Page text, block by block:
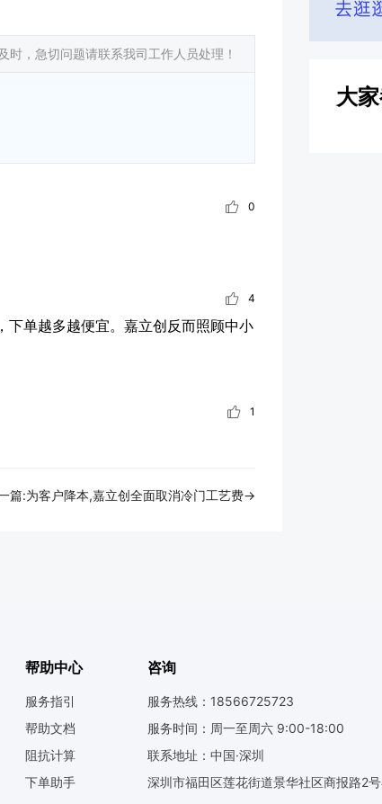
，急切问题请联系我司工作人员处理！
0
4
下单越多越便宜。嘉立创反而照顾中小
1
篇:为客户降本,嘉立创全面取消冷门工艺费→
大
帮助中心
服务指引
帮助文档
阻抗计算
下单助手
咨询
服务热线：18566725723
服务时间：周一至周六 9:00-18:00
联系地址：中国·深圳
深圳市福田区莲花街道景华社区商报路2